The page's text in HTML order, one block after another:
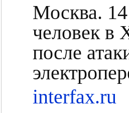
Москва.
человек в
после
interfax.ru